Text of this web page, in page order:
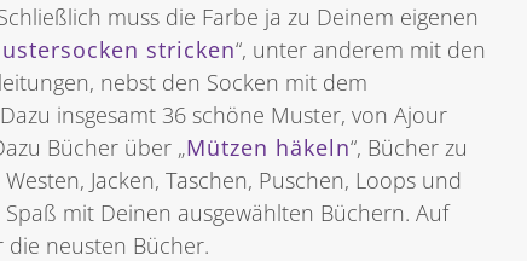
muss die Farbe ja zu Deinem eigenen
stricken“, unter anderem mit den
nebst den Socken mit dem
insgesamt 36 schöne Muster, von Ajour
Bücher über „Mützen häkeln“, Bücher zu
Jacken, Taschen, Puschen, Loops und
mit Deinen ausgewählten Büchern. Auf
die neusten Bücher.